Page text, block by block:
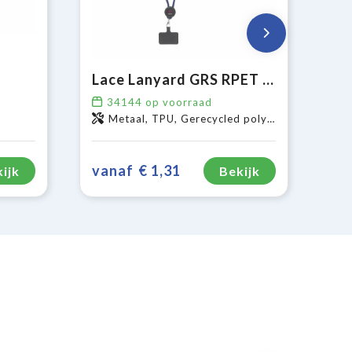
Lace Lanyard GRS RPET 0,5 cm telefoonkeycord
34144 op voorraad
Metaal, TPU, Gerecycled polyester
vanaf € 1,31 Bekijk